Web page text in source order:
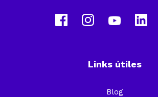
Links útiles
Blog